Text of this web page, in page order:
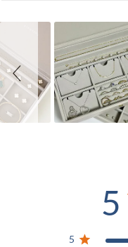
Slide controls
5
5